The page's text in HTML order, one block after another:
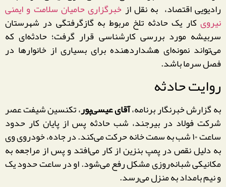
رادیویی اقتصاد، به نقل ازخبرگزاری حامیان سلامت و ایمنی
نیرویکار یک حادثه تلخ مربوط به گازگرفتگی در شهرستان
سربیشه مورد بررسی کارشناسی قرار گرفت؛ حادثه‌ای که
می‌تواند نمونه‌ای هشداردهنده برای بسیاری از خانوارها در
فصل سرما باشد.
روایت حادثه
به گزارش خبرنگار برنامه،آقای عیسی‌پور، تکنسین شیفت عصر
شرکت فولاد در بیرجند، شب حادثه پس از پایان کار حدود
ساعت ۱۰ شب به سمت خانه حرکت می‌کند. در جاده، خودروی وی
به دلیل نقص در پمپ بنزین از کار می‌افتد و پس از مراجعه به
مکانیکی شبانه‌روزی مشکل رفع می‌شود. او در ساعت حدود یک
و نیم بامداد به منزل می‌رسد.